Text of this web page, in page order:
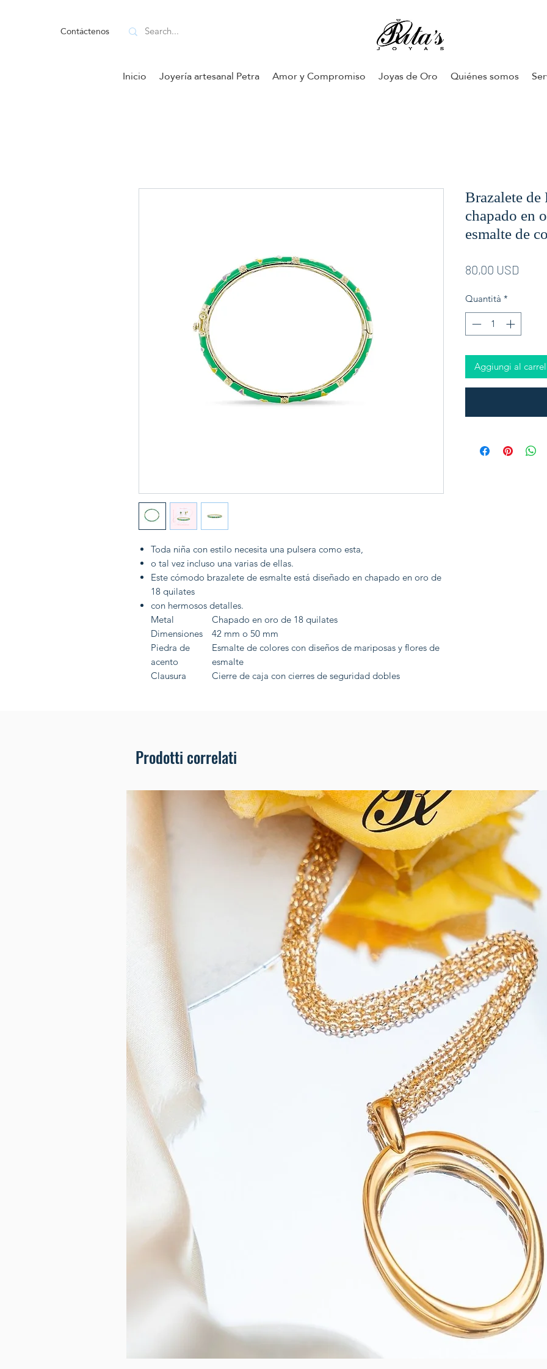
Contáctenos
Inicio Joyería artesanal Petra Amor y Compromiso Joyas de Oro Quiénes somos
Toda niña con estilo necesita una pulsera como esta,
o tal vez incluso una varias de ellas.
Este cómodo brazalete de esmalte está diseñado en chapado en oro de
18 quilates
con hermosos detalles.
Metal
Chapado en oro de 18 quilates
Dimensiones
42 mm o 50 mm
Piedra de
acento
Esmalte de colores con diseños de mariposas y flores de
esmalte
Clausura
Cierre de caja con cierres de seguridad dobles
Brazalete
chapado en
esmalte de
80,00 USD
Quantità *
Aggiungi al
Prodotti correlati